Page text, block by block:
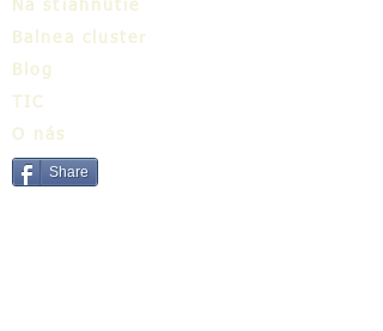
Na stiahnutie
Balnea cluster
Blog
TIC
O nás
Share